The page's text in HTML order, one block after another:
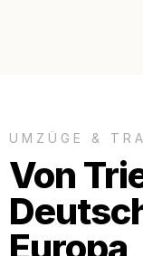
UMZÜGE &
Von